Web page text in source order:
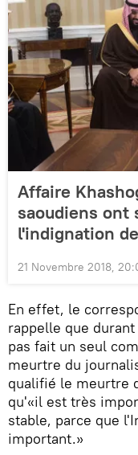
Affaire
saoudiens ont
l'indignation
21 Novembre 2018,
En effet, le
rappelle que
pas fait un seul
meurtre du
qualifié le meurtre
qu'«il est très
stable, parce que
important.»